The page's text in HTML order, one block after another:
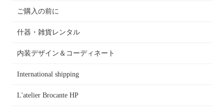
ご購入の前に
什器・雑貨レンタル
内装デザイン＆コーディネート
International shipping
L'atelier Brocante HP